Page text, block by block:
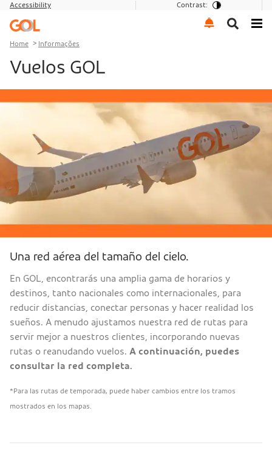
Accessibility Contrast:
Home Informações
Vuelos GOL
Una red aérea del tamaño del cielo.
En GOL, encontrarás una amplia gama de horarios y
destinos, tanto nacionales como internacionales, para
reducir distancias, conectar personas y hacer realidad los
sueños. A menudo ajustamos nuestra red de rutas para
servir mejor a nuestros clientes, incorporando nuevas
rutas o reanudando vuelos. A continuación, puedes
consultar la red completa.
*Para las rutas de temporada, puede haber cambios entre los tramos
mostrados en los mapas.